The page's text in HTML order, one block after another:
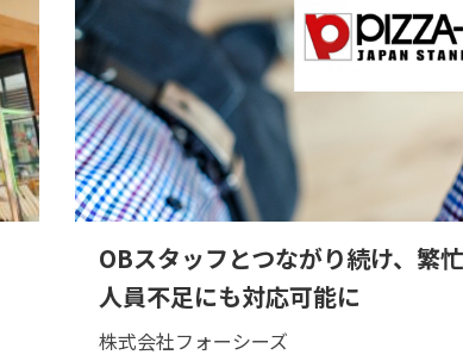
OBスタッフとつながり続け、繁
人員不足にも対応可能に
株式会社フォーシーズ